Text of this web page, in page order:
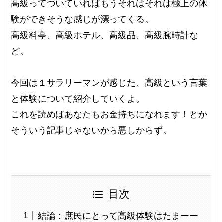
高級ってついていればもうそれはそれは極上の体
験ができそうな感じが漂ってくる。
高級料亭、高級ホテル、高級品、高級腕時計な
ど。
今回は１サラリーマンが感じた、高級という言葉
と体験について紹介していくよ。
これを読めばあなたもお金持ちになれます！とか
そういう記事じゃないから悪しからず。
目次
結論：庶民にとって高級体験はたまーー